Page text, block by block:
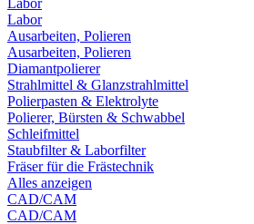
Labor
Labor
Ausarbeiten, Polieren
Ausarbeiten, Polieren
Diamantpolierer
Strahlmittel & Glanzstrahlmittel
Polierpasten & Elektrolyte
Polierer, Bürsten & Schwabbel
Schleifmittel
Staubfilter & Laborfilter
Fräser für die Frästechnik
Alles anzeigen
CAD/CAM
CAD/CAM